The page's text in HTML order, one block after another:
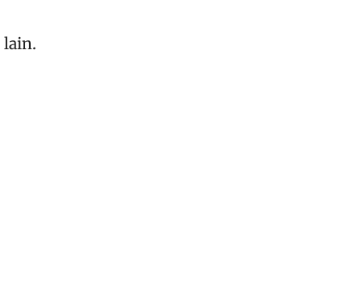
lain.